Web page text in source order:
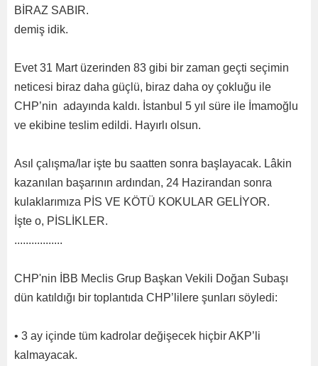
BİRAZ SABIR.
demiş idik.
Evet 31 Mart üzerinden 83 gibi bir zaman geçti seçimin
neticesi biraz daha güçlü, biraz daha oy çokluğu ile
CHP’nin adayında kaldı. İstanbul 5 yıl süre ile İmamoğlu
ve ekibine teslim edildi. Hayırlı olsun.
Asıl çalışma/lar işte bu saatten sonra başlayacak. Lâkin
kazanılan başarının ardından, 24 Hazirandan sonra
kulaklarımıza PİS VE KÖTÜ KOKULAR GELİYOR.
İşte o, PİSLİKLER.
.................
CHP'nin İBB Meclis Grup Başkan Vekili Doğan Subaşı
dün katıldığı bir toplantıda CHP’lilere şunları söyledi:
• 3 ay içinde tüm kadrolar değişecek hiçbir AKP’li
kalmayacak.